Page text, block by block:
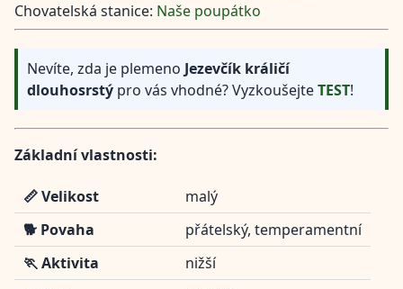
Chovatelská stanice: Naše poupátko
Nevíte, zda je plemeno Jezevčík králičí
dlouhosrstý pro vás vhodné? VyzkoušejteTEST!
Základní vlastnosti:
📏 Velikost
malý
🐕 Povaha
přátelský, temperamentní
🏃 Aktivita
nižší